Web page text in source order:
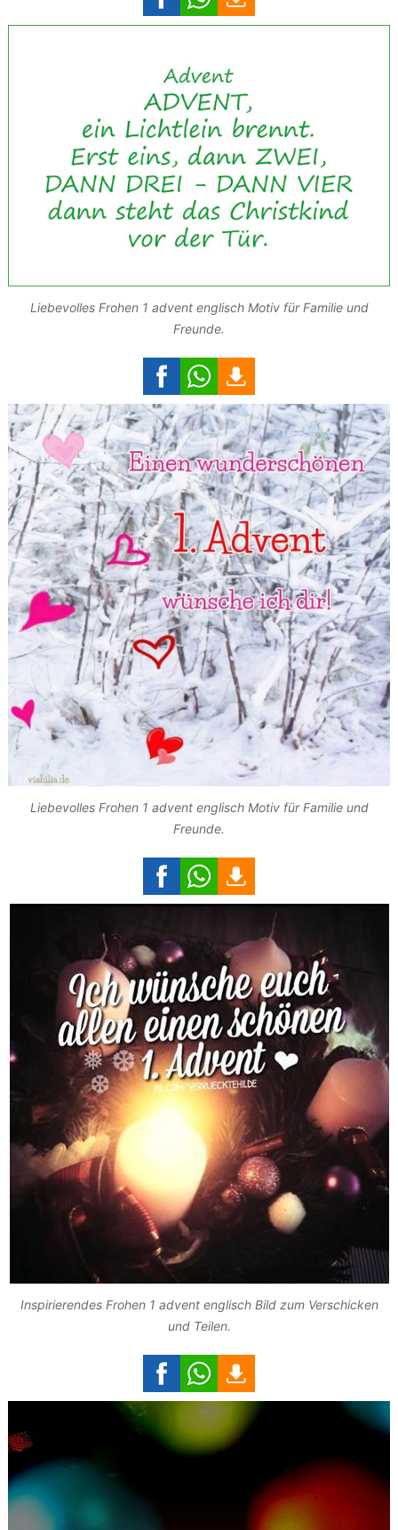
Liebevolles Frohen 1 advent englisch Motiv für Familie und
Freunde.
Liebevolles Frohen 1 advent englisch Motiv für Familie und
Freunde.
Inspirierendes Frohen 1 advent englisch Bild zum Verschicken
und Teilen.